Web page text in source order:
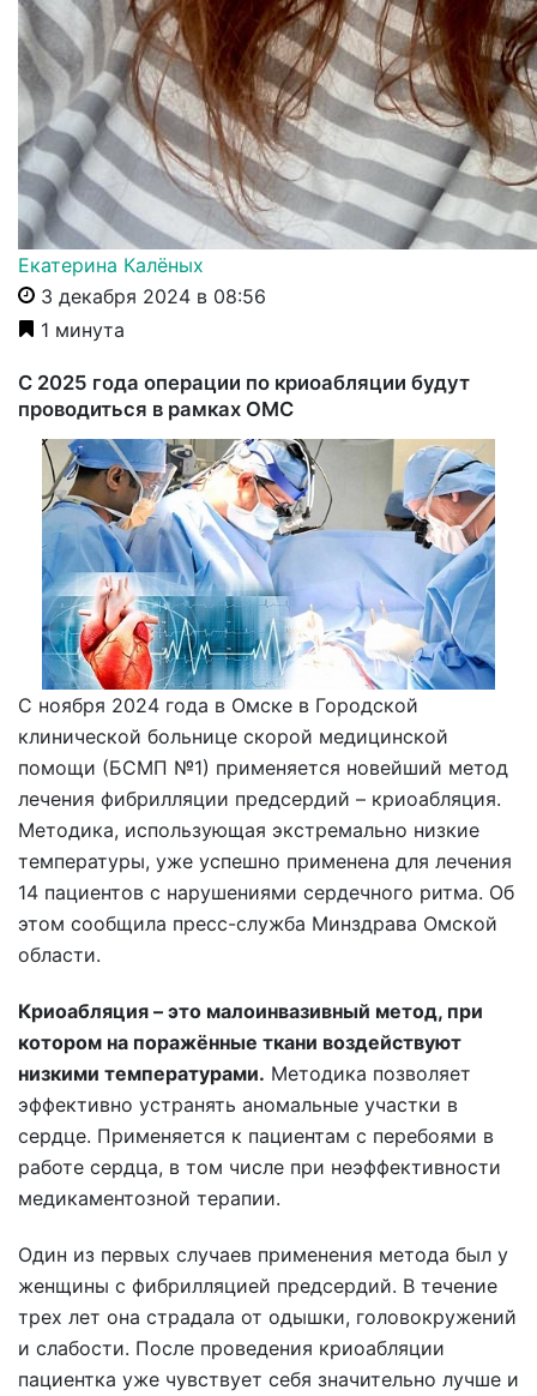
Екатерина Калёных
3 декабря 2024 в 08:56
1 минута
С 2025 года операции по криоабляции будут
проводиться в рамках ОМС
С ноября 2024 года в Омске в Городской
клинической больнице скорой медицинской
помощи (БСМП №1) применяется новейший метод
лечения фибрилляции предсердий – криоабляция.
Методика, использующая экстремально низкие
температуры, уже успешно применена для лечения
14 пациентов с нарушениями сердечного ритма. Об
этом сообщила пресс-служба Минздрава Омской
области.
Криоабляция – это малоинвазивный метод, при
котором на поражённые ткани воздействуют
низкими температурами. Методика позволяет
эффективно устранять аномальные участки в
сердце. Применяется к пациентам с перебоями в
работе сердца, в том числе при неэффективности
медикаментозной терапии.
Один из первых случаев применения метода был у
женщины с фибрилляцией предсердий. В течение
трех лет она страдала от одышки, головокружений
и слабости. После проведения криоабляции
пациентка уже чувствует себя значительно лучше и